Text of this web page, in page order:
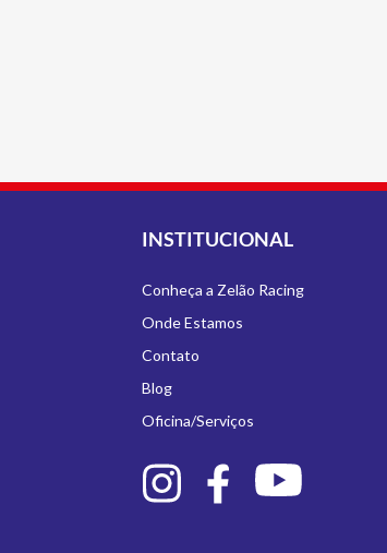
INSTITUCIONAL
Conheça a Zelão Racing
Onde Estamos
Contato
Blog
Oficina/Serviços